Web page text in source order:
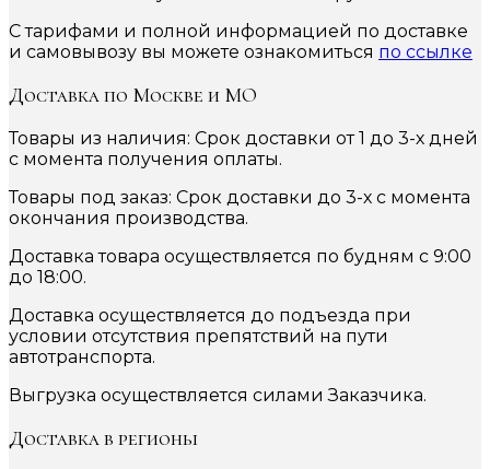
С тарифами и полной информацией по доставке
и самовывозу вы можете ознакомиться по ссылке
Доставка по Москве и МО
Товары из наличия: Срок доставки от 1 до 3-х дней
с момента получения оплаты.
Товары под заказ: Срок доставки до 3-х с момента
окончания производства.
Доставка товара осуществляется по будням с 9:00
до 18:00.
Доставка осуществляется до подъезда при
условии отсутствия препятствий на пути
автотранспорта.
Выгрузка осуществляется силами Заказчика.
Доставка в регионы